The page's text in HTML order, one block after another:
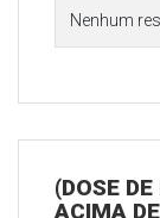
Nenhum
(DOSE
ACIMA